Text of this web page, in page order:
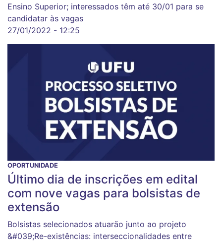
Ensino Superior; interessados têm até 30/01 para se
candidatar às vagas
27/01/2022 - 12:25
OPORTUNIDADE
Último dia de inscrições em edital
com nove vagas para bolsistas de
extensão
Bolsistas selecionados atuarão junto ao projeto
&#039;Re-existências: interseccionalidades entre